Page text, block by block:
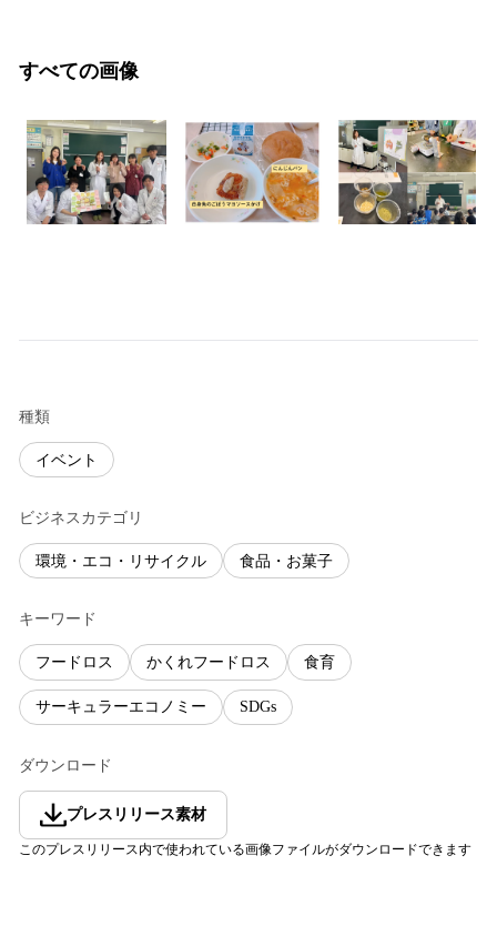
すべての画像
種類
イベント
ビジネスカテゴリ
環境・エコ・リサイクル 食品・お菓子
キーワード
フードロス かくれフードロス 食育
サーキュラーエコノミー SDGs
ダウンロード
プレスリリース素材
このプレスリリース内で使われている画像ファイルがダウンロードできます